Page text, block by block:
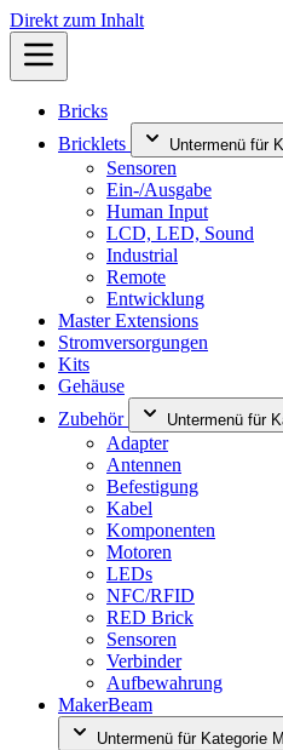
Direkt zum Inhalt
Bricks
Bricklets
Untermenü für
Sensoren
Ein-/Ausgabe
Human Input
LCD, LED, Sound
Industrial
Remote
Entwicklung
Master Extensions
Stromversorgungen
Kits
Gehäuse
Zubehör
Untermenü für
Adapter
Antennen
Befestigung
Kabel
Komponenten
Motoren
LEDs
NFC/RFID
RED Brick
Sensoren
Verbinder
Aufbewahrung
MakerBeam
Untermenü für Kategorie